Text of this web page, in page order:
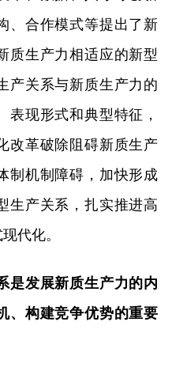
、合作模式等提出了新
质生产力相适应的新型
产关系与新质生产力的
表现形式和典型特征，
改革破除阻碍新质生产
制机制障碍，加快形成
生产关系，扎实推进高
代化。
发展新质生产力的内
、构建竞争优势的重要